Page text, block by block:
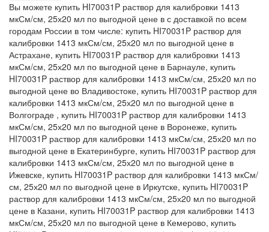
Вы можете купить HI70031P раствор для калибровки 1413
мкСм/см, 25х20 мл по выгодной цене в с доставкой по всем
городам России в том числе: купить HI70031P раствор для
калибровки 1413 мкСм/см, 25х20 мл по выгодной цене в
Астрахане, купить HI70031P раствор для калибровки 1413
мкСм/см, 25х20 мл по выгодной цене в Барнауле, купить
HI70031P раствор для калибровки 1413 мкСм/см, 25х20 мл по
выгодной цене во Владивостоке, купить HI70031P раствор для
калибровки 1413 мкСм/см, 25х20 мл по выгодной цене в
Волгограде , купить HI70031P раствор для калибровки 1413
мкСм/см, 25х20 мл по выгодной цене в Воронеже, купить
HI70031P раствор для калибровки 1413 мкСм/см, 25х20 мл по
выгодной цене в Екатеринбурге, купить HI70031P раствор для
калибровки 1413 мкСм/см, 25х20 мл по выгодной цене в
Ижевске, купить HI70031P раствор для калибровки 1413 мкСм/
см, 25х20 мл по выгодной цене в Иркутске, купить HI70031P
раствор для калибровки 1413 мкСм/см, 25х20 мл по выгодной
цене в Казани, купить HI70031P раствор для калибровки 1413
мкСм/см, 25х20 мл по выгодной цене в Кемерово, купить